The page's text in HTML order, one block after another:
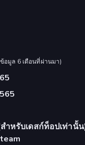
อมูล 6 เดือนที่ผ่านมา)
สำหรับเดสก์ท็อปเท่านั้